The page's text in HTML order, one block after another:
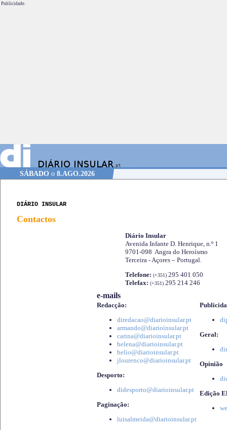
Publicidade.
SÁBADOo 8.AGO.2026
DIÁRIO INSULAR
Contactos
Diário Insular
Avenida Infante D. Henrique, n.º 1
9701-098 Angra do Heroísmo
Terceira - Açores – Portugal.
Telefone: (+351) 295 401 050
Telefax: (+351) 295 214 246
e-mails
Redacção:
diredacao@diarioinsular.pt
armando@diarioinsular.pt
carina@diarioinsular.pt
helena@diarioinsular.pt
helio@diarioinsular.pt
jlourenco@diarioinsular.pt
Desporto:
didesporto@diarioinsular.pt
Paginação:
luisalmeida@diarioinsular.pt
Geral:
Opinião
Edição